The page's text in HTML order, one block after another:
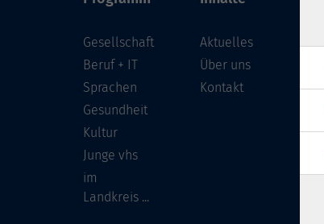
Gesellschaft
Beruf + IT
Sprachen
Gesundheit
Kultur
Junge vhs
im
Landkreis ...
Aktuelles
Über uns
Kontakt